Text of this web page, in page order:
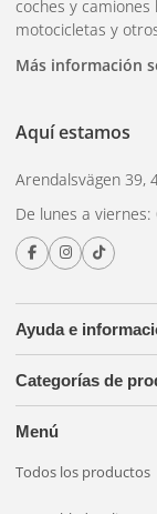
Ayuda e
Categorías de
Menú
Todos los productos
coches y
motocicletas y
Más información
Aquí estamos
Arendalsvägen 39,
De lunes a